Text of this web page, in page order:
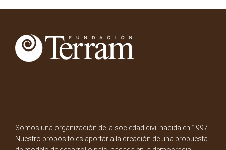
Somos una organización de la sociedad civil nacida en 1997.
Nuestro propósito es aportar a la creación de una propuesta